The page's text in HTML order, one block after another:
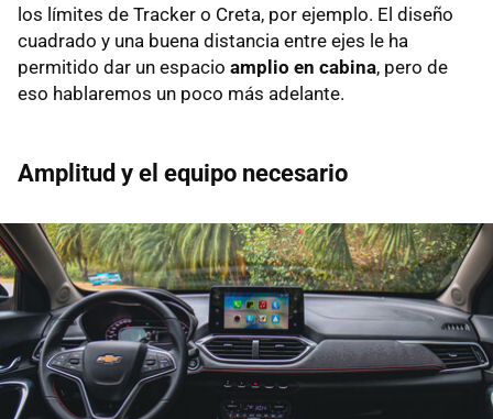
los límites de Tracker o Creta, por ejemplo. El diseño
cuadrado y una buena distancia entre ejes le ha
permitido dar un espacio amplio en cabina, pero de
eso hablaremos un poco más adelante.
Amplitud y el equipo necesario